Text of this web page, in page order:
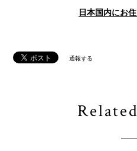
日本国内にお
通報する